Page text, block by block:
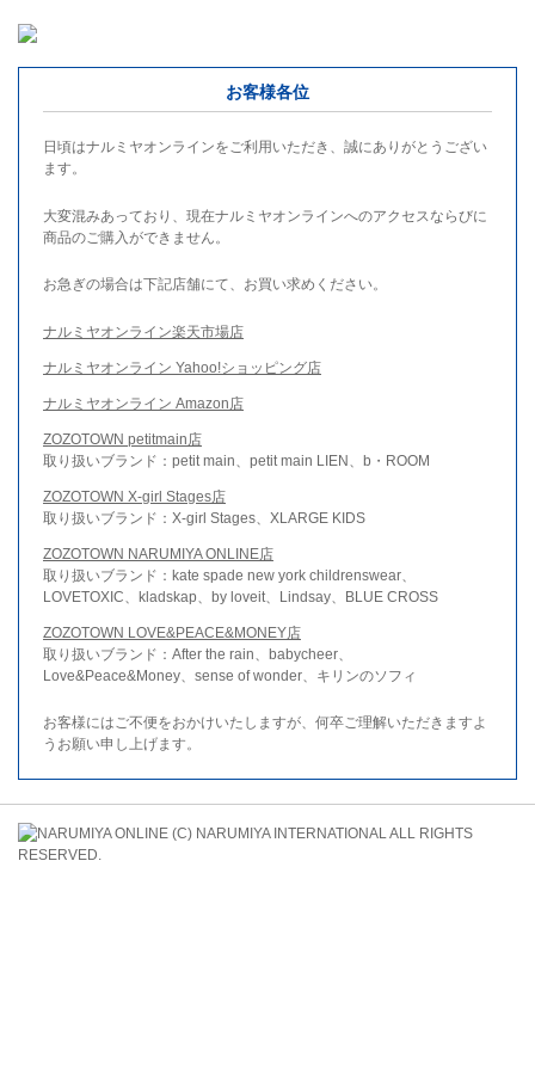
お客様各位
日頃はナルミヤオンラインをご利用いただき、誠にありがとうござい
ます。
大変混みあっており、現在ナルミヤオンラインへのアクセスならびに
商品のご購入ができません。
お急ぎの場合は下記店舗にて、お買い求めください。
ナルミヤオンライン楽天市場店
ナルミヤオンライン Yahoo!ショッピング店
ナルミヤオンライン Amazon店
ZOZOTOWN petitmain店
取り扱いブランド：petit main、petit main LIEN、b・ROOM
ZOZOTOWN X-girl Stages店
取り扱いブランド：X-girl Stages、XLARGE KIDS
ZOZOTOWN NARUMIYA ONLINE店
取り扱いブランド：kate spade new york childrenswear、
LOVETOXIC、kladskap、by loveit、Lindsay、BLUE CROSS
ZOZOTOWN LOVE&PEACE&MONEY店
取り扱いブランド：After the rain、babycheer、
Love&Peace&Money、sense of wonder、キリンのソフィ
お客様にはご不便をおかけいたしますが、何卒ご理解いただきますよ
うお願い申し上げます。